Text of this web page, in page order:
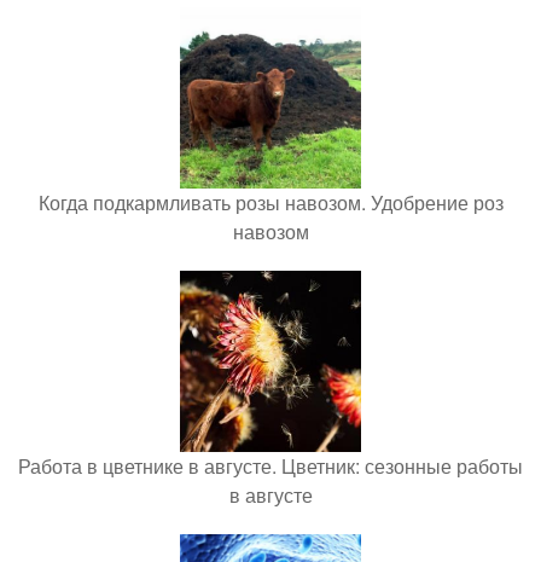
Когда подкармливать розы навозом. Удобрение роз
навозом
Работа в цветнике в августе. Цветник: сезонные работы
в августе